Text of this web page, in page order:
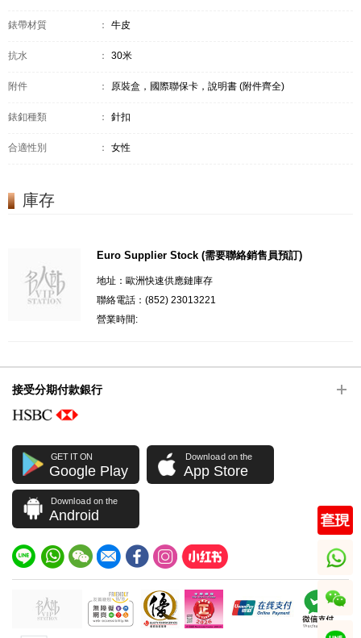
錶帶材質 ： 牛皮
抗水 ： 30米
附件 ： 原裝盒，國際聯保卡，說明書 (附件齊全)
錶釦種類 ： 針扣
合適性別 ： 女性
庫存
Euro Supplier Stock (需要聯絡銷售員預訂)
地址：歐洲快速供應鏈庫存
聯絡電話：(852) 23013221
營業時間:
接受分期付款銀行
GET IT ON
Google Play
Download on the
App Store
Download on the
Android
whatsapp